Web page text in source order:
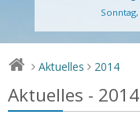
Sonntag,
> Aktuelles > 2014
Aktuelles - 2014